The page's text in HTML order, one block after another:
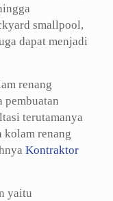
smallpool,
dapat menjadi
renang
terutamanya
kolam renang
Kontraktor
yaitu